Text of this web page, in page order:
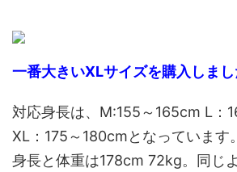
一番大きいXLサイズを購入しまし
対応身長は、M:155～165cm L：
XL：175～180cmとなっています
身長と体重は178cm 72kg。同じ